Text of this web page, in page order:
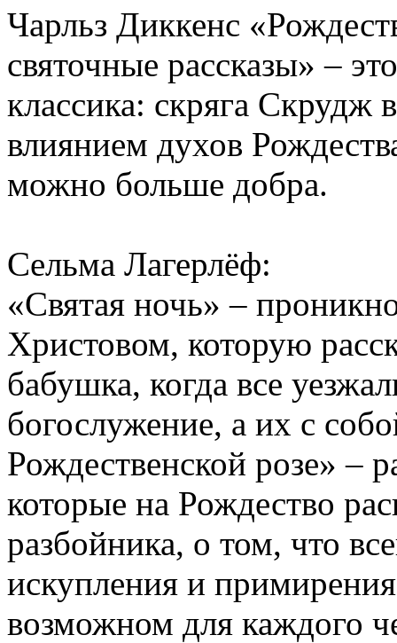
Чарльз Диккенс
святочные рассказы» –
классика: скряга Скрудж
влиянием духов
можно больше добра.
Сельма Лагерлёф:
«Святая ночь» –
Христовом, которую
бабушка, когда все
богослужение, а их с
Рождественской розе» –
которые на Рождество
разбойника, о том, что
искупления и
возможном для каждого